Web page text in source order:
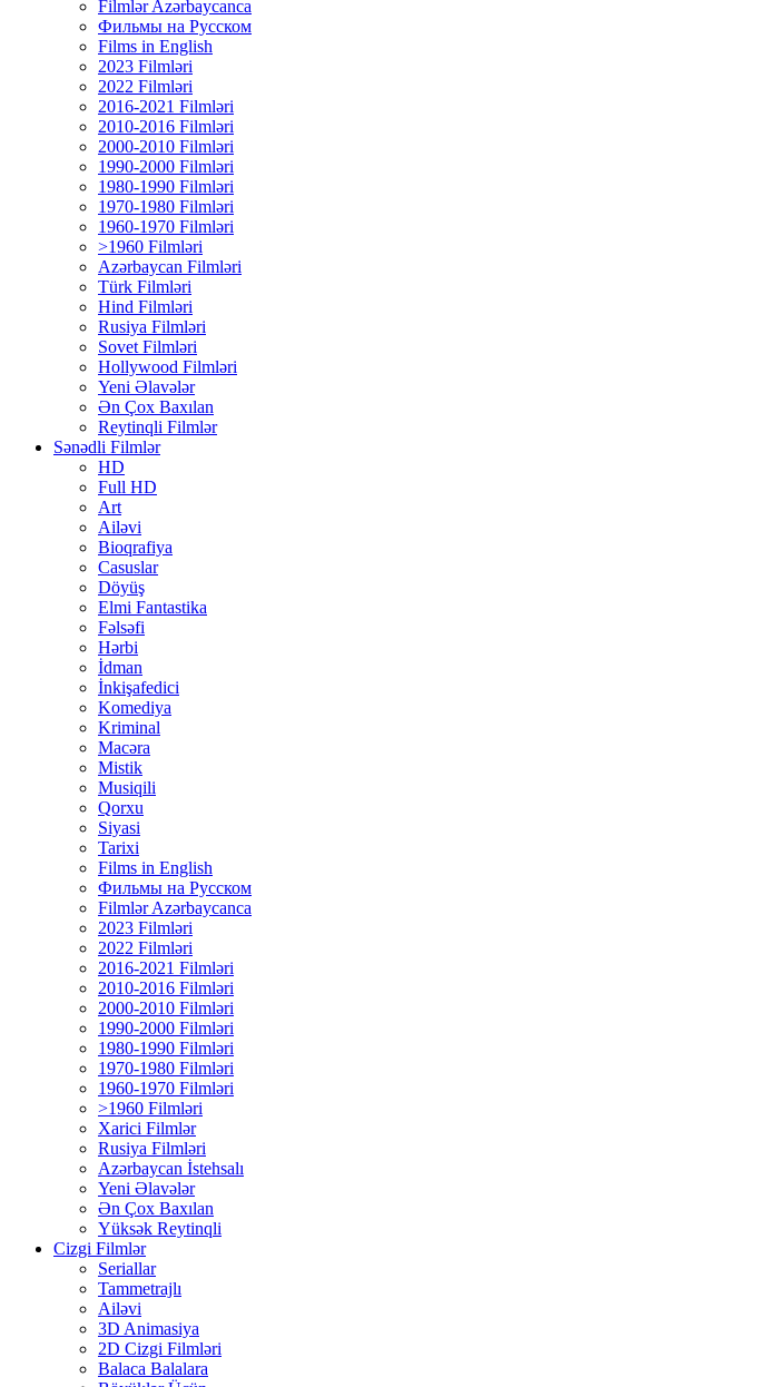
Filmlər Azərbaycanca
Фильмы на Русском
Films in English
2023 Filmləri
2022 Filmləri
2016-2021 Filmləri
2010-2016 Filmləri
2000-2010 Filmləri
1990-2000 Filmləri
1980-1990 Filmləri
1970-1980 Filmləri
1960-1970 Filmləri
>1960 Filmləri
Azərbaycan Filmləri
Türk Filmləri
Hind Filmləri
Rusiya Filmləri
Sovet Filmləri
Hollywood Filmləri
Yeni Əlavələr
Ən Çox Baxılan
Reytinqli Filmlər
Sənədli Filmlər
HD
Full HD
Art
Ailəvi
Bioqrafiya
Casuslar
Döyüş
Elmi Fantastika
Fəlsəfi
Hərbi
İdman
İnkişafedici
Komediya
Kriminal
Macəra
Mistik
Musiqili
Qorxu
Siyasi
Tarixi
Films in English
Фильмы на Русском
Filmlər Azərbaycanca
2023 Filmləri
2022 Filmləri
2016-2021 Filmləri
2010-2016 Filmləri
2000-2010 Filmləri
1990-2000 Filmləri
1980-1990 Filmləri
1970-1980 Filmləri
1960-1970 Filmləri
>1960 Filmləri
Xarici Filmlər
Rusiya Filmləri
Azərbaycan İstehsalı
Yeni Əlavələr
Ən Çox Baxılan
Yüksək Reytinqli
Cizgi Filmlər
Seriallar
Tammetrajlı
Ailəvi
3D Animasiya
2D Cizgi Filmləri
Balaca Balalara